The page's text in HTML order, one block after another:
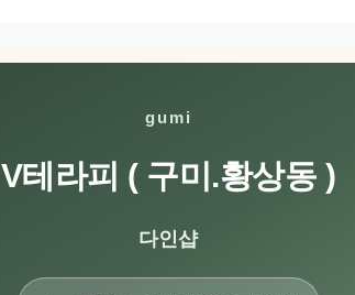
gumi
V테라피 ( 구미.황상동 )
다인샵